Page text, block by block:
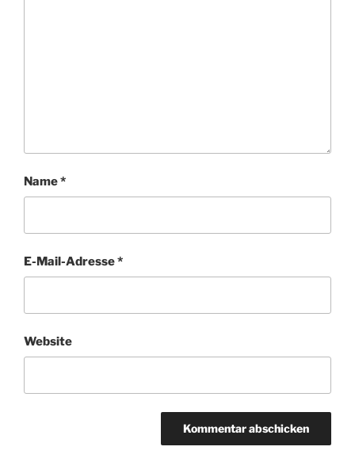
Name*
E-Mail-Adresse*
Website